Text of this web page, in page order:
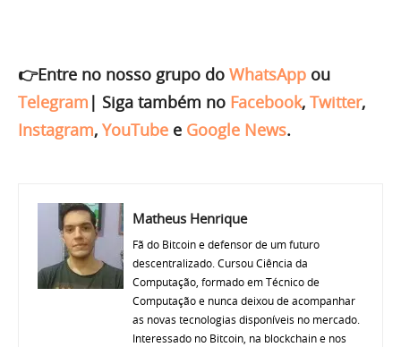
👉Entre no nosso grupo do WhatsApp ou
Telegram | Siga também no Facebook, Twitter,
Instagram, YouTube e Google News.
Matheus Henrique
Fã do Bitcoin e defensor de um futuro
descentralizado. Cursou Ciência da
Computação, formado em Técnico de
Computação e nunca deixou de acompanhar
as novas tecnologias disponíveis no mercado.
Interessado no Bitcoin, na blockchain e nos